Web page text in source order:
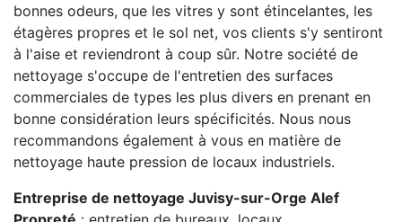
bonnes odeurs, que les vitres y sont étincelantes, les
étagères propres et le sol net, vos clients s'y sentiront
à l'aise et reviendront à coup sûr. Notre société de
nettoyage s'occupe de l'entretien des surfaces
commerciales de types les plus divers en prenant en
bonne considération leurs spécificités. Nous nous
recommandons également à vous en matière de
nettoyage haute pression de locaux industriels.
Entreprise de nettoyage Juvisy-sur-Orge Alef